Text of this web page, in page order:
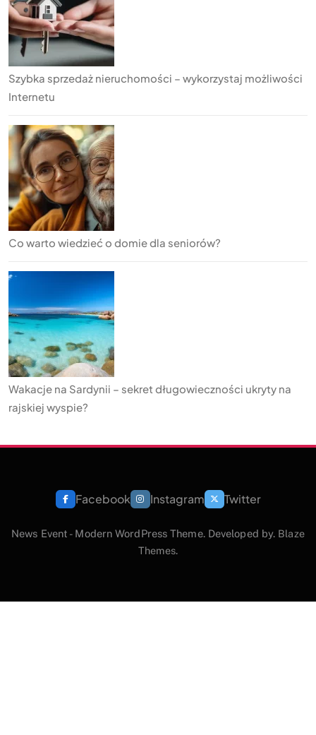
Szybka sprzedaż nieruchomości – wykorzystaj możliwości
Internetu
Co warto wiedzieć o domie dla seniorów?
Wakacje na Sardynii – sekret długowieczności ukryty na
rajskiej wyspie?
Facebook Instagram Twitter
News Event - Modern WordPress Theme. Developed by. Blaze
Themes.